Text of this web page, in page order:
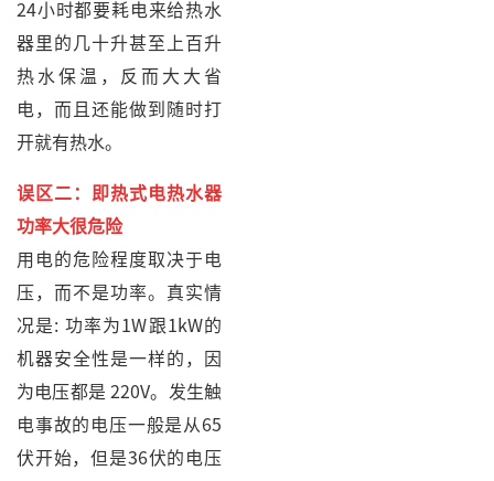
24小时都要耗电来给热水
器里的几十升甚至上百升
热水保温，反而大大省
电，而且还能做到随时打
开就有热水。
误区二：即热式电热水器
功率大很危险
用电的危险程度取决于电
压，而不是功率。真实情
况是: 功率为1W跟1kW的
机器安全性是一样的，因
为电压都是 220V。发生触
电事故的电压一般是从65
伏开始，但是36伏的电压